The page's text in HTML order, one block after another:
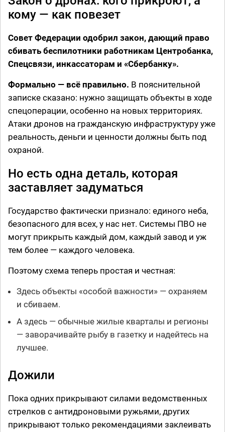
кому — как повезет
Совет Федерации одобрил закон, дающий право
сбивать беспилотники работникам Центробанка,
Спецсвязи, инкассаторам и «Сбербанку».
Формально — всё правильно. В пояснительной
записке сказано: нужно защищать объекты в ходе
спецоперации, особенно на новых территориях.
Атаки дронов на гражданскую инфраструктуру уже
реальность, деньги и ценности должны быть под
охраной.
Но есть одна деталь, которая
заставляет задуматься
Государство фактически признало: единого неба,
безопасного для всех, у нас нет. Системы ПВО не
могут прикрыть каждый дом, каждый завод и уж
тем более — каждого человека.
Поэтому схема теперь простая и честная:
Здесь объекты «особой важности» — охраняем
и сбиваем.
А здесь — обычные жилые кварталы и регионы
— заворачивайте рыбу в газетку и надейтесь на
лучшее.
Дожили
Пока одних прикрывают силами ведомственных
стрелков с антидроновыми ружьями, других
прикрывают только рекомендациями заклеивать